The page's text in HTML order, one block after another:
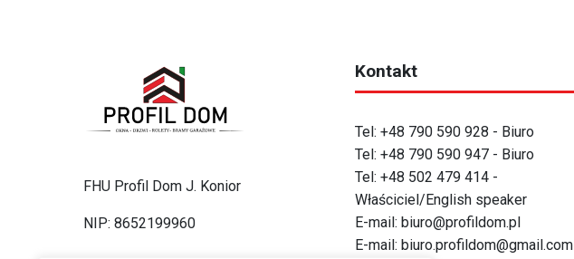
FHU Profil Dom J. Konior
NIP: 8652199960
Kontakt
Tel: +48 790 590 928 - Biuro
Tel: +48 790 590 947 - Biuro
Tel: +48 502 479 414 -
Właściciel/English speaker
E-mail: biuro@profildom.pl
E-mail: biuro.profildom@gmail.com